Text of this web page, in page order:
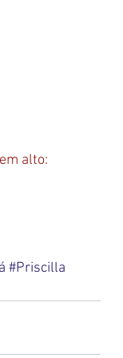
alto:
#Priscilla